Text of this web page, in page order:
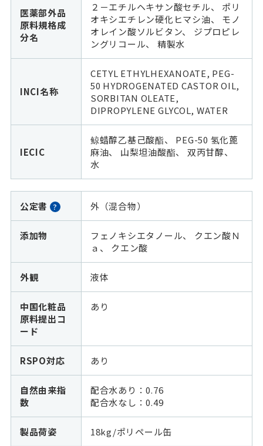
医薬部外品
原料規格成
分名
２－エチルヘキサン酸セチル、 ポリ
オキシエチレン硬化ヒマシ油、 モノ
オレイン酸ソルビタン、 ジプロピレ
ングリコール、 精製水
INCI名称
CETYL ETHYLHEXANOATE, PEG-
50 HYDROGENATED CASTOR OIL,
SORBITAN OLEATE,
DIPROPYLENE GLYCOL, WATER
IECIC
鲸蜡醇乙基己酸酯、 PEG-50 氢化蓖
麻油、 山梨坦油酸酯、 双丙甘醇、
水
公定書 ? 外（混合物）
添加物
フェノキシエタノール、 クエン酸Ｎ
ａ、 クエン酸
外観 液体
中国化粧品
原料提出コ
ード
あり
RSPO対応 あり
自然由来指
数
配合水あり：0.76
配合水なし：0.49
製品荷姿 18kg/ポリペール缶